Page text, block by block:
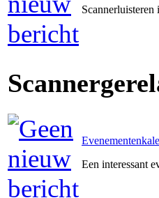
Scannerluisteren
Een interessant